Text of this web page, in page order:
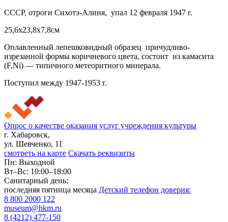
СССР, отроги Сихотэ-Алиня, упал 12 февраля 1947 г.
25,6х23,8х7,8см
Оплавленный лепешковидный образец причудливо-
изрезанной формы коричневого цвета, состоит из камасита
(F,Ni) — типичного метеоритного минерала.
Поступил между 1947-1953 г.
Опрос о качестве оказания услуг учреждения культуры
г. Хабаровск,
ул. Шевченко, 11
смотреть на карте Скачать реквизиты
Пн: Выходной
Вт–Вс: 10:00–18:00
Санитарный день:
последняя пятница месяца Детский телефон доверия:
8 800 2000 122
museum@hkm.ru
8 (4212) 477-150